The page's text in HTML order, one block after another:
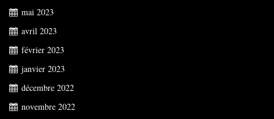
mai 2023
avril 2023
février 2023
janvier 2023
décembre 2022
novembre 2022